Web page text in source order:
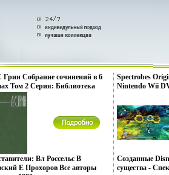
Собрание сочинений в 6
Том 2 Серия: Библиотека
" инфо 8109q.
Вл Россельс В
Е Прохоров Все авторы
Spectrobes
Nintendo Wii
Разработчик:
Новый Диск
BOX Что
запускается?
Созданные
существа -